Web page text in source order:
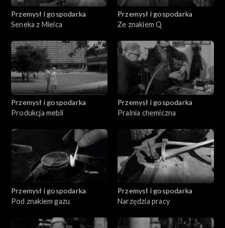
Przemysł i gospodarka
Seneka z Mielca
Przemysł i gospodarka
Ze znakiem Q
Przemysł i gospodarka
Produkcja mebli
Przemysł i gospodarka
Pralnia chemiczna
Przemysł i gospodarka
Pod znakiem gazu
Przemysł i gospodarka
Narzędzia pracy